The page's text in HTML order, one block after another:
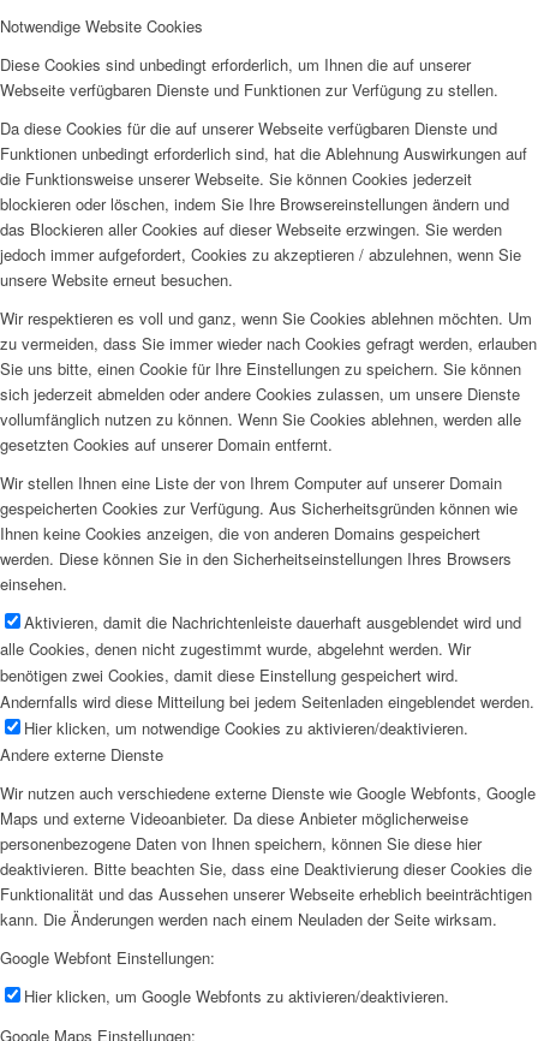
Notwendige Website Cookies
Diese Cookies sind unbedingt erforderlich, um Ihnen die auf unserer
Webseite verfügbaren Dienste und Funktionen zur Verfügung zu stellen.
Da diese Cookies für die auf unserer Webseite verfügbaren Dienste und
Funktionen unbedingt erforderlich sind, hat die Ablehnung Auswirkungen auf
die Funktionsweise unserer Webseite. Sie können Cookies jederzeit
blockieren oder löschen, indem Sie Ihre Browsereinstellungen ändern und
das Blockieren aller Cookies auf dieser Webseite erzwingen. Sie werden
jedoch immer aufgefordert, Cookies zu akzeptieren / abzulehnen, wenn Sie
unsere Website erneut besuchen.
Wir respektieren es voll und ganz, wenn Sie Cookies ablehnen möchten. Um
zu vermeiden, dass Sie immer wieder nach Cookies gefragt werden, erlauben
Sie uns bitte, einen Cookie für Ihre Einstellungen zu speichern. Sie können
sich jederzeit abmelden oder andere Cookies zulassen, um unsere Dienste
vollumfänglich nutzen zu können. Wenn Sie Cookies ablehnen, werden alle
gesetzten Cookies auf unserer Domain entfernt.
Wir stellen Ihnen eine Liste der von Ihrem Computer auf unserer Domain
gespeicherten Cookies zur Verfügung. Aus Sicherheitsgründen können wie
Ihnen keine Cookies anzeigen, die von anderen Domains gespeichert
werden. Diese können Sie in den Sicherheitseinstellungen Ihres Browsers
einsehen.
Aktivieren, damit die Nachrichtenleiste dauerhaft ausgeblendet wird und
alle Cookies, denen nicht zugestimmt wurde, abgelehnt werden. Wir
benötigen zwei Cookies, damit diese Einstellung gespeichert wird.
Andernfalls wird diese Mitteilung bei jedem Seitenladen eingeblendet werden.
Hier klicken, um notwendige Cookies zu aktivieren/deaktivieren.
Andere externe Dienste
Wir nutzen auch verschiedene externe Dienste wie Google Webfonts, Google
Maps und externe Videoanbieter. Da diese Anbieter möglicherweise
personenbezogene Daten von Ihnen speichern, können Sie diese hier
deaktivieren. Bitte beachten Sie, dass eine Deaktivierung dieser Cookies die
Funktionalität und das Aussehen unserer Webseite erheblich beeinträchtigen
kann. Die Änderungen werden nach einem Neuladen der Seite wirksam.
Google Webfont Einstellungen:
Hier klicken, um Google Webfonts zu aktivieren/deaktivieren.
Google Maps Einstellungen: